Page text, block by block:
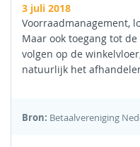
3 juli 2018
Voorraadmanagement,
Maar ook toegang tot
volgen op de
natuurlijk het
Bron: Betaalvereniging